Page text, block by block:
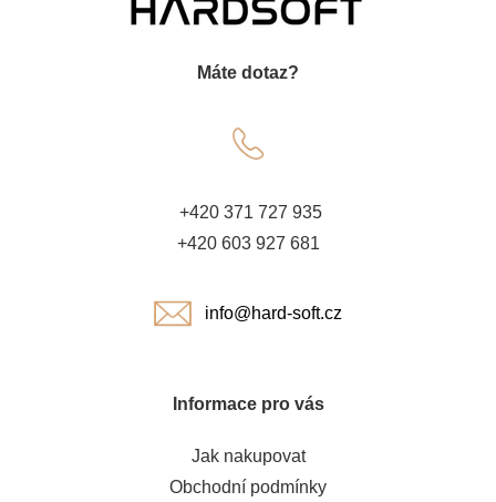
Máte dotaz?
+420 371 727 935
+420 603 927 681
info@hard-soft.cz
Informace pro vás
Jak nakupovat
Obchodní podmínky